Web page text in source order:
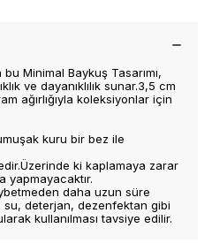
Minimal Baykuş Tasarımı,
ve dayanıklılık sunar.3,5 cm
ağırlığıyla koleksiyonlar için
kuru bir bez ile
ki kaplamaya zarar
yapmayacaktır.
daha uzun süre
su, deterjan, dezenfektan gibi
kullanılması tavsiye edilir.